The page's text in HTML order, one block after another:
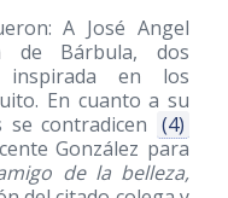
A José Angel
de Bárbula, dos
en los
En cuanto a su
se contradicen (4)
González para
de la belleza,